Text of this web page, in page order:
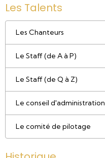
Les Talents
Les Chanteurs
Le Staff (de A à P)
Le Staff (de Q à Z)
Le conseil d'administration
Le comité de pilotage